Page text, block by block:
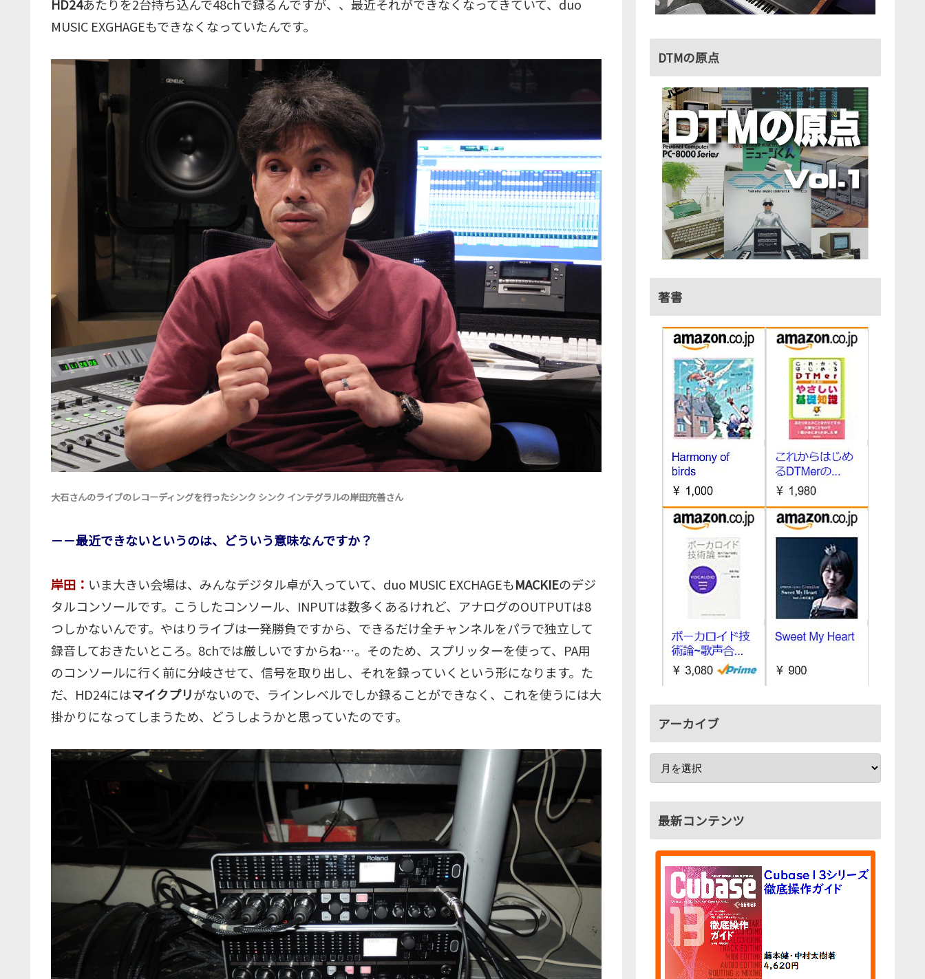
HD24あたりを2台持ち込んで48chで録るんですが、、最近それができなくなってきていて、duo
MUSIC EXGHAGEもできなくなっていたんです。
大石さんのライブのレコーディングを行ったシンク シンク インテグラルの岸田充善さん
－－最近できないというのは、どういう意味なんですか？
岸田： いま大きい会場は、みんなデジタル卓が入っていて、duo MUSIC EXCHAGEもMACKIEのデジ
タルコンソールです。こうしたコンソール、INPUTは数多くあるけれど、アナログのOUTPUTは8
つしかないんです。やはりライブは一発勝負ですから、できるだけ全チャンネルをパラで独立して
録音しておきたいところ。8chでは厳しいですからね…。そのため、スプリッターを使って、PA用
のコンソールに行く前に分岐させて、信号を取り出し、それを録っていくという形になります。た
だ、HD24にはマイクプリがないので、ラインレベルでしか録ることができなく、これを使うには大
掛かりになってしまうため、どうしようかと思っていたのです。
DTMの原点
著書
アーカイブ
最新コンテンツ